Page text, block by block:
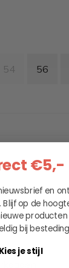
54 56
EEN OPTIE
en
op de
producten
bij
Kies je stijl